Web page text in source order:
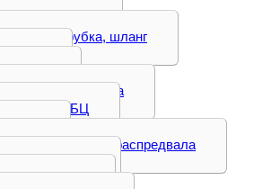
Патрубок, трубка, шланг
Привод компрессора
Проставка ГБЦ
Распредвал, рокер распредвала